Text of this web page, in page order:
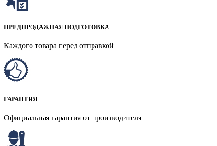
ПРЕДПРОДАЖНАЯ ПОДГОТОВКА
Каждого товара перед отправкой
ГАРАНТИЯ
Официальная гарантия от производителя